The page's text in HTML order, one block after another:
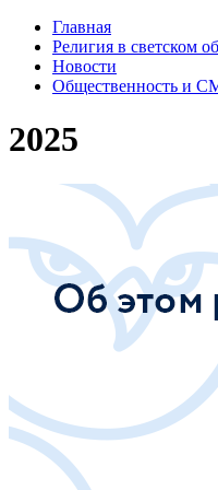
Главная
Религия в светском
Новости
Общественность и
2025